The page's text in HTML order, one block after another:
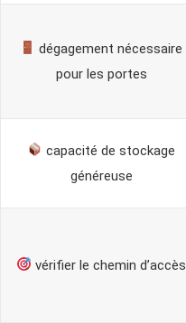
dégagement nécessaire
pour les portes
capacité de stockage
généreuse
vérifier le chemin d’accès